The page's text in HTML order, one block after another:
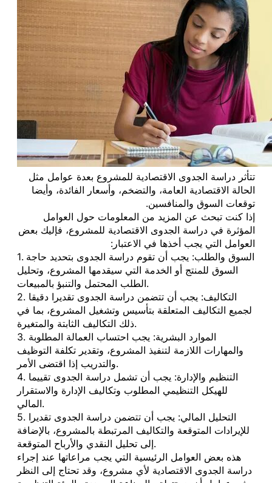
تتأثر دراسة الجدوى الاقتصادية للمشروع بعدة عوامل مثل
الحالة الاقتصادية العامة، والتضخم، وأسعار الفائدة، وأيضا
توقعات السوق والمنافسين.
إذا كنت تبحث عن المزيد من المعلومات حول العوامل
المؤثرة في دراسة الجدوى الاقتصادية للمشروع، فإليك بعض
العوامل التي يجب أخذها في الاعتبار:
1. السوق والطلب: يجب أن تقوم دراسة الجدوى بتحديد حاجة
السوق للمنتج أو الخدمة التي سيقدمها المشروع، وتحليل
الطلب المحتمل والتنبؤ بالمبيعات.
2. التكاليف: يجب أن تتضمن دراسة الجدوى تقديرا دقيقا
لجميع التكاليف المتعلقة بتأسيس وتشغيل المشروع، بما في
ذلك التكاليف الثابتة والمتغيرة.
3. الموارد البشرية: يجب احتساب العمالة المطلوبة
والمهارات اللازمة لتنفيذ المشروع، وتقدير تكلفة التوظيف
والتدريب إذا اقتضى الأمر.
4. التنظيم والإدارة: يجب أن تشمل دراسة الجدوى تقييما
للهيكل التنظيمي المطلوب وتكاليف الإدارة والاستقرار
المالي.
5. التحليل المالي: يجب أن تتضمن دراسة الجدوى تقديرا
للإيرادات المتوقعة والتكاليف المرتبطة بالمشروع، بالإضافة
إلى تحليل النقدي والأرباح المتوقعة.
هذه بعض العوامل الرئيسية التي يجب مراعاتها عند إجراء
دراسة الجدوى الاقتصادية لأي مشروع، وقد تحتاج إلى النظر